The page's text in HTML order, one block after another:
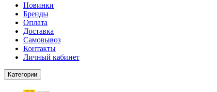
Новинки
Бренды
Оплата
Доставка
Самовывоз
Контакты
Личный кабинет
Категории